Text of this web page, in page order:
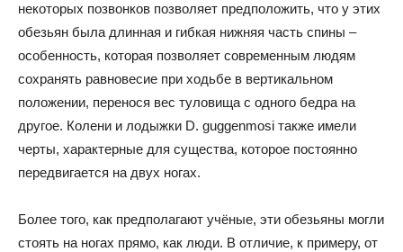
некоторых позвонков позволяет предположить, что у этих
обезьян была длинная и гибкая нижняя часть спины –
особенность, которая позволяет современным людям
сохранять равновесие при ходьбе в вертикальном
положении, перенося вес туловища с одного бедра на
другое. Колени и лодыжки D. guggenmosi также имели
черты, характерные для существа, которое постоянно
передвигается на двух ногах.
Более того, как предполагают учёные, эти обезьяны могли
стоять на ногах прямо, как люди. В отличие, к примеру, от